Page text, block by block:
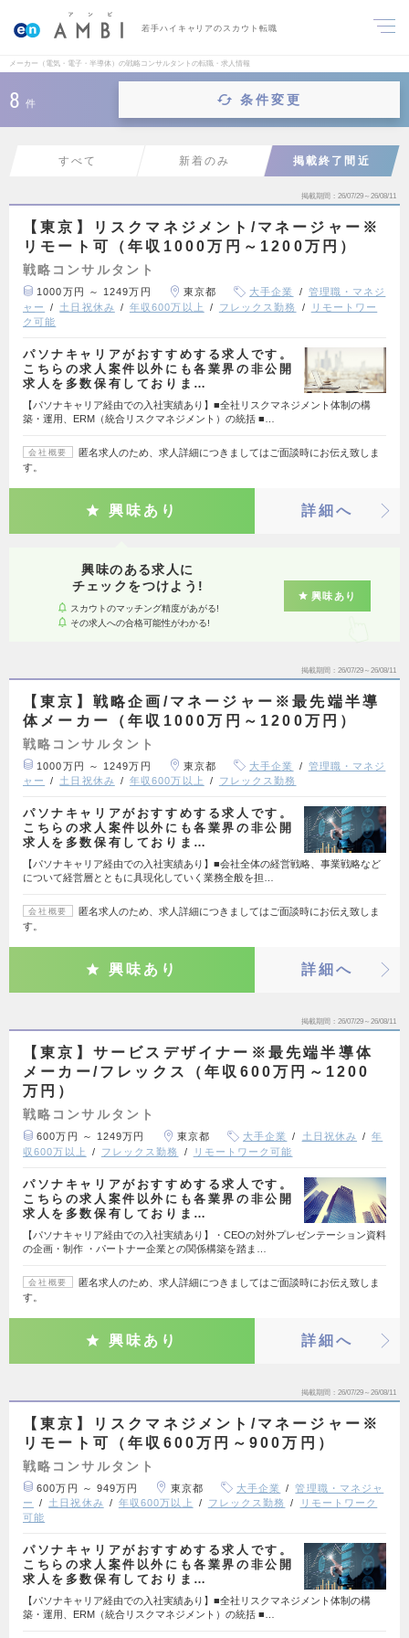
若手ハイキャリアのスカウト転職
メーカー（電気・電子・半導体）の戦略コンサルタントの転職・求人情報
8 件 条件変更
すべて 新着のみ 掲載終了間近
掲載期間 26/07/29～26/08/11
【東京】リスクマネジメント/マネージャー※
リモート可（年収1000万円～1200万円）
戦略コンサルタント
1000万円 ～ 1249万円 東京都 大手企業
管理職・マネジ
ャー
土日祝休み 年収600万以上 フレックス勤務
リモートワー
ク可能
パソナキャリアがおすすめする求人です。
こちらの求人案件以外にも各業界の非公開
求人を多数保有しておりま…
【パソナキャリア経由での入社実績あり】■全社リスクマネジメント体制の構
築・運用、ERM（統合リスクマネジメント）の統括 ■…
会社概要
匿名求人のため、求人詳細につきましてはご面談時にお伝え致しま
す。
興味あり 詳細へ
興味のある求人に
チェックをつけよう!
スカウトのマッチング精度があがる!
その求人への合格可能性がわかる!
興味あり
掲載期間 26/07/29～26/08/11
【東京】戦略企画/マネージャー※最先端半導
体メーカー（年収1000万円～1200万円）
戦略コンサルタント
1000万円 ～ 1249万円 東京都 大手企業
管理職・マネジ
ャー
土日祝休み 年収600万以上 フレックス勤務
パソナキャリアがおすすめする求人です。
こちらの求人案件以外にも各業界の非公開
求人を多数保有しておりま…
【パソナキャリア経由での入社実績あり】■会社全体の経営戦略、事業戦略など
について経営層とともに具現化していく業務全般を担…
会社概要
匿名求人のため、求人詳細につきましてはご面談時にお伝え致しま
す。
興味あり 詳細へ
掲載期間 26/07/29～26/08/11
【東京】サービスデザイナー※最先端半導体
メーカー/フレックス（年収600万円～1200
万円）
戦略コンサルタント
600万円 ～ 1249万円 東京都 大手企業 土日祝休み
年
収600万以上
フレックス勤務 リモートワーク可能
パソナキャリアがおすすめする求人です。
こちらの求人案件以外にも各業界の非公開
求人を多数保有しておりま…
【パソナキャリア経由での入社実績あり】・CEOの対外プレゼンテーション資料
の企画・制作 ・パートナー企業との関係構築を踏ま…
会社概要
匿名求人のため、求人詳細につきましてはご面談時にお伝え致しま
す。
興味あり 詳細へ
掲載期間 26/07/29～26/08/11
【東京】リスクマネジメント/マネージャー※
リモート可（年収600万円～900万円）
戦略コンサルタント
600万円 ～ 949万円 東京都 大手企業
管理職・マネジャ
ー
土日祝休み 年収600万以上 フレックス勤務
リモートワーク
可能
パソナキャリアがおすすめする求人です。
こちらの求人案件以外にも各業界の非公開
求人を多数保有しておりま…
【パソナキャリア経由での入社実績あり】■全社リスクマネジメント体制の構
築・運用、ERM（統合リスクマネジメント）の統括 ■…